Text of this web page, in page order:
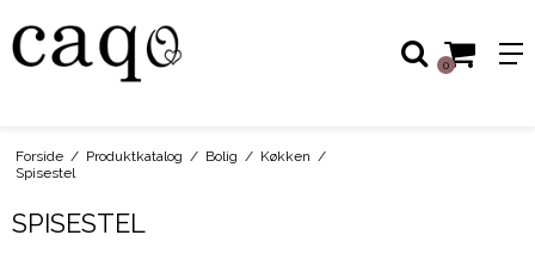
0
Forside / Produktkatalog / Bolig / Køkken /
Spisestel
SPISESTEL